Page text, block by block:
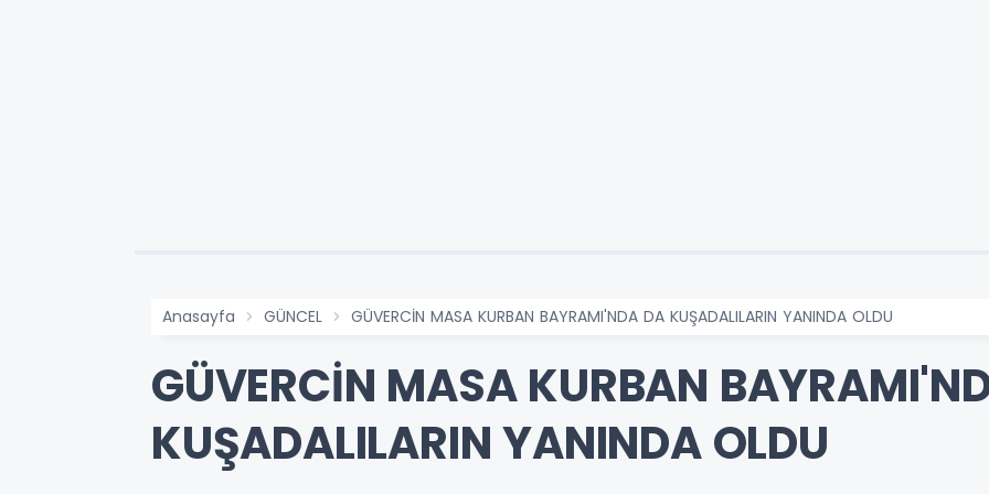
Anasayfa GÜNCEL GÜVERCİN MASA KURBAN BAYRAMI'NDA DA KUŞADALILARIN YANINDA OLDU
GÜVERCİN MASA KURBAN
KUŞADALILARIN YANINDA OLDU